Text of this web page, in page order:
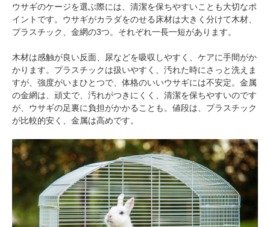
ウサギのケージを選ぶ際には、清潔を保ちやすいことも大切なポ
イントです。ウサギがカラダをのせる床材は大きく分けて木材、
プラスチック、金網の3つ。それぞれ一長一短があります。
木材は感触が良い反面、尿などを吸収しやすく、ケアに手間がか
かります。プラスチックは扱いやすく、汚れた時にさっと洗えま
すが、強度がいまひとつで、体格のいいウサギには不安定。金属
の金網は、頑丈で、汚れがつきにくく、清潔を保ちやすいのです
が、ウサギの足裏に負担がかかることも。値段は、プラスチック
が比較的安く、金属は高めです。